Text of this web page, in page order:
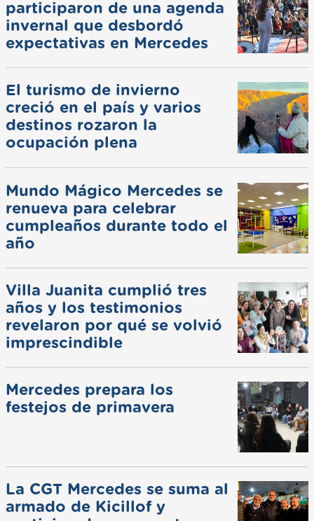
participaron de una agenda
invernal que desbordó
expectativas en Mercedes
El turismo de invierno
creció en el país y varios
destinos rozaron la
ocupación plena
Mundo Mágico Mercedes se
renueva para celebrar
cumpleaños durante todo el
año
Villa Juanita cumplió tres
años y los testimonios
revelaron por qué se volvió
imprescindible
Mercedes prepara los
festejos de primavera
La CGT Mercedes se suma al
armado de Kicillof y